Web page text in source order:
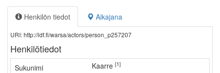
Henkilön tiedot Aikajana
URI: http://ldf.fi/warsa/actors/person_p257207
Henkilötiedot
Sukunimi Kaarre [1]